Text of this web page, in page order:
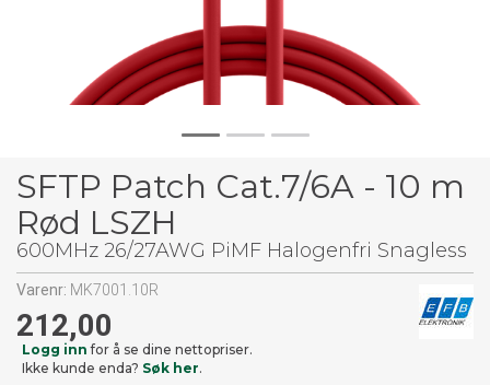
SFTP Patch Cat.7/6A - 10 m
Rød LSZH
600MHz 26/27AWG PiMF Halogenfri Snagless
Varenr: MK7001.10R
212,00
Logg inn for å se dine nettopriser.
Ikke kunde enda? Søk her.